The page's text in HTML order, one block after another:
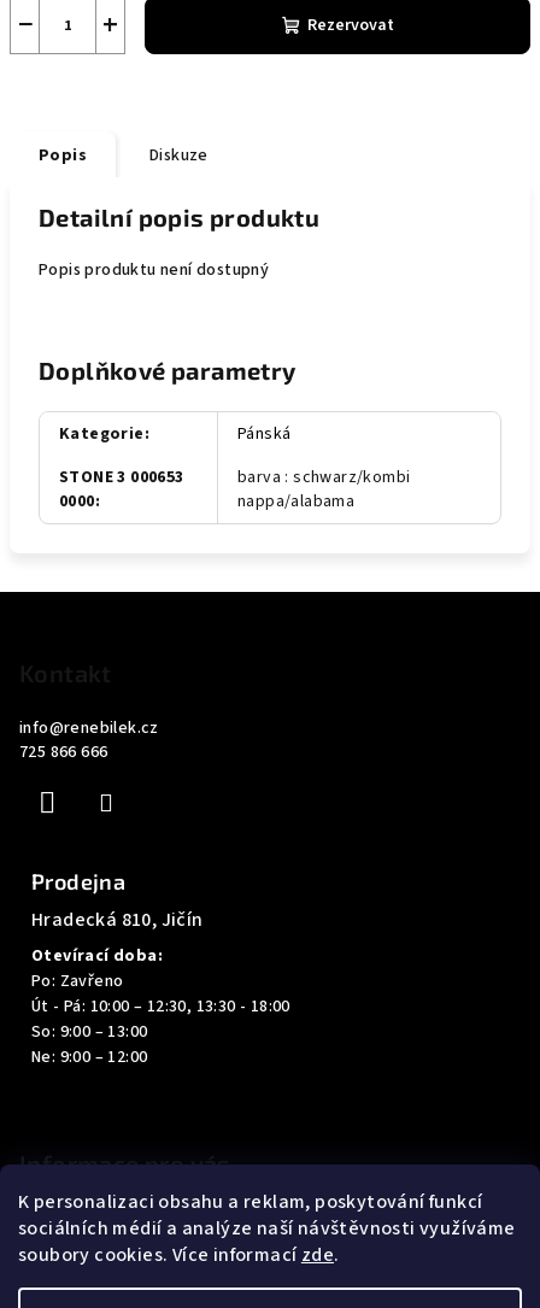
K personalizaci obsahu a reklam, poskytování funkcí
sociálních médií a analýze naší návštěvnosti využíváme
soubory cookies. Více informacízde.
+
− Rezervovat
Popis Diskuze
Detailní popis produktu
Popis produktu není dostupný
Doplňkové parametry
Kategorie:
Pánská
STONE 3 000653
0000:
barva : schwarz/kombi
nappa/alabama
info@renebilek.cz
725 866 666
Prodejna
Hradecká 810, Jičín
Otevírací doba:
Po: Zavřeno
Út - Pá: 10:00 – 12:30, 13:30 - 18:00
So: 9:00 – 13:00
Ne: 9:00 – 12:00
Informace pro vás
Kontakty
Obchodní podmínky